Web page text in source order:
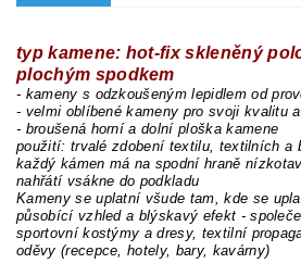
typ kamene: hot-fix skleněný
plochým spodkem
- kameny s odzkoušeným lepidlem od
- velmi oblíbené kameny pro svoji kvalitu
- broušená horní a dolní ploška kamene
použití: trvalé zdobení textilu, textilních a
každý kámen má na spodní hraně
nahřátí vsákne do podkladu
Kameny se uplatní všude tam, kde se
působící vzhled a blýskavý efekt -
sportovní kostýmy a dresy, textilní
oděvy (recepce, hotely, bary, kavárny)